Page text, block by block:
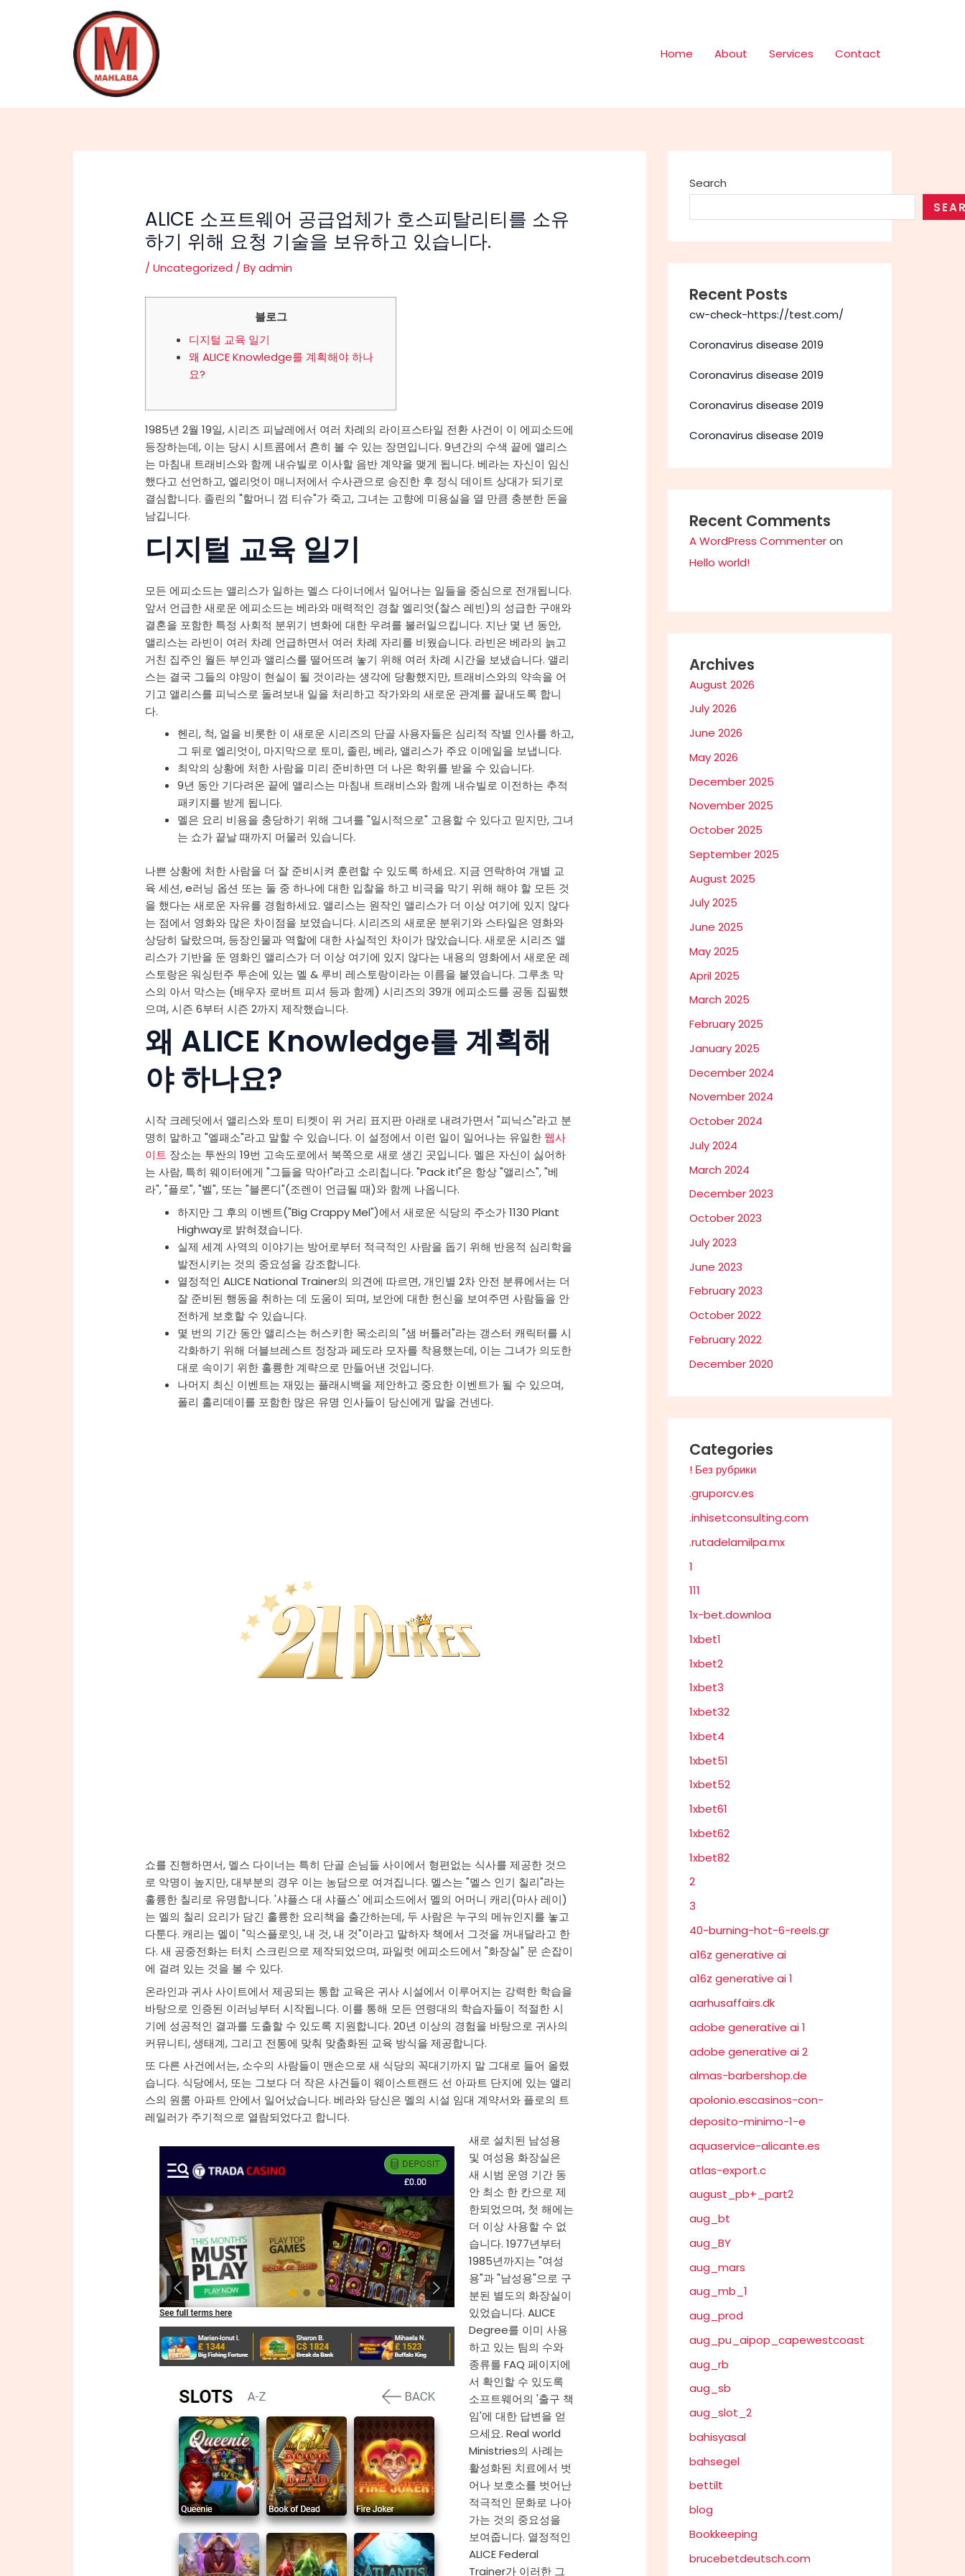
Home About Services Contact
ALICE 소프트웨어 공급업체가 호스피탈리티를 소유
하기 위해 요청 기술을 보유하고 있습니다.
/Uncategorized / Byadmin
블로그
디지털 교육 일기
왜 ALICE Knowledge를 계획해야 하나
요?
1985년 2월 19일, 시리즈 피날레에서 여러 차례의 라이프스타일 전환 사건이 이 에피소드에
등장하는데, 이는 당시 시트콤에서 흔히 볼 수 있는 장면입니다. 9년간의 수색 끝에 앨리스
는 마침내 트래비스와 함께 내슈빌로 이사할 음반 계약을 맺게 됩니다. 베라는 자신이 임신
했다고 선언하고, 엘리엇이 매니저에서 수사관으로 승진한 후 정식 데이트 상대가 되기로
결심합니다. 졸린의 "할머니 껌 티슈"가 죽고, 그녀는 고향에 미용실을 열 만큼 충분한 돈을
남깁니다.
디지털 교육 일기
모든 에피소드는 앨리스가 일하는 멜스 다이너에서 일어나는 일들을 중심으로 전개됩니다.
앞서 언급한 새로운 에피소드는 베라와 매력적인 경찰 엘리엇(찰스 레빈)의 성급한 구애와
결혼을 포함한 특정 사회적 분위기 변화에 대한 우려를 불러일으킵니다. 지난 몇 년 동안,
앨리스는 라빈이 여러 차례 언급하면서 여러 차례 자리를 비웠습니다. 라빈은 베라의 늙고
거친 집주인 월든 부인과 앨리스를 떨어뜨려 놓기 위해 여러 차례 시간을 보냈습니다. 앨리
스는 결국 그들의 야망이 현실이 될 것이라는 생각에 당황했지만, 트래비스와의 약속을 어
기고 앨리스를 피닉스로 돌려보내 일을 처리하고 작가와의 새로운 관계를 끝내도록 합니
다.
헨리, 척, 얼을 비롯한 이 새로운 시리즈의 단골 사용자들은 심리적 작별 인사를 하고,
그 뒤로 엘리엇이, 마지막으로 토미, 졸린, 베라, 앨리스가 주요 이메일을 보냅니다.
최악의 상황에 처한 사람을 미리 준비하면 더 나은 학위를 받을 수 있습니다.
9년 동안 기다려온 끝에 앨리스는 마침내 트래비스와 함께 내슈빌로 이전하는 추적
패키지를 받게 됩니다.
멜은 요리 비용을 충당하기 위해 그녀를 "일시적으로" 고용할 수 있다고 믿지만, 그녀
는 쇼가 끝날 때까지 머물러 있습니다.
나쁜 상황에 처한 사람을 더 잘 준비시켜 훈련할 수 있도록 하세요. 지금 연락하여 개별 교
육 세션, e러닝 옵션 또는 둘 중 하나에 대한 입찰을 하고 비극을 막기 위해 해야 할 모든 것
을 했다는 새로운 자유를 경험하세요. 앨리스는 원작인 앨리스가 더 이상 여기에 있지 않다
는 점에서 영화와 많은 차이점을 보였습니다. 시리즈의 새로운 분위기와 스타일은 영화와
상당히 달랐으며, 등장인물과 역할에 대한 사실적인 차이가 많았습니다. 새로운 시리즈 앨
리스가 기반을 둔 영화인 앨리스가 더 이상 여기에 있지 않다는 내용의 영화에서 새로운 레
스토랑은 워싱턴주 투손에 있는 멜 & 루비 레스토랑이라는 이름을 붙였습니다. 그루초 막
스의 아서 막스는 (배우자 로버트 피셔 등과 함께) 시리즈의 39개 에피소드를 공동 집필했
으며, 시즌 6부터 시즌 2까지 제작했습니다.
왜 ALICE Knowledge를 계획해
야 하나요?
시작 크레딧에서 앨리스와 토미 티켓이 위 거리 표지판 아래로 내려가면서 "피닉스"라고 분
명히 말하고 "엘패소"라고 말할 수 있습니다. 이 설정에서 이런 일이 일어나는 유일한 웹사
이트 장소는 투싼의 19번 고속도로에서 북쪽으로 새로 생긴 곳입니다. 멜은 자신이 싫어하
는 사람, 특히 웨이터에게 "그들을 막아!"라고 소리칩니다. "Pack it!"은 항상 "앨리스", "베
라", "플로", "벨", 또는 "블론디"(조렌이 언급될 때)와 함께 나옵니다.
하지만 그 후의 이벤트("Big Crappy Mel")에서 새로운 식당의 주소가 1130 Plant
Highway로 밝혀졌습니다.
실제 세계 사역의 이야기는 방어로부터 적극적인 사람을 돕기 위해 반응적 심리학을
발전시키는 것의 중요성을 강조합니다.
열정적인 ALICE National Trainer의 의견에 따르면, 개인별 2차 안전 분류에서는 더
잘 준비된 행동을 취하는 데 도움이 되며, 보안에 대한 헌신을 보여주면 사람들을 안
전하게 보호할 수 있습니다.
몇 번의 기간 동안 앨리스는 허스키한 목소리의 "샘 버틀러"라는 갱스터 캐릭터를 시
각화하기 위해 더블브레스트 정장과 페도라 모자를 착용했는데, 이는 그녀가 의도한
대로 속이기 위한 훌륭한 계략으로 만들어낸 것입니다.
나머지 최신 이벤트는 재밌는 플래시백을 제안하고 중요한 이벤트가 될 수 있으며,
폴리 홀리데이를 포함한 많은 유명 인사들이 당신에게 말을 건넨다.
쇼를 진행하면서, 멜스 다이너는 특히 단골 손님들 사이에서 형편없는 식사를 제공한 것으
로 악명이 높지만, 대부분의 경우 이는 농담으로 여겨집니다. 멜스는 "멜스 인기 칠리"라는
훌륭한 칠리로 유명합니다. '샤플스 대 샤플스' 에피소드에서 멜의 어머니 캐리(마사 레이)
는 멜의 칠리 요리가 담긴 훌륭한 요리책을 출간하는데, 두 사람은 누구의 메뉴인지를 놓고
다툰다. 캐리는 멜이 "익스플로잇, 내 것, 내 것"이라고 말하자 책에서 그것을 꺼내달라고 한
다. 새 공중전화는 터치 스크린으로 제작되었으며, 파일럿 에피소드에서 "화장실" 문 손잡이
에 걸려 있는 것을 볼 수 있다.
온라인과 귀사 사이트에서 제공되는 통합 교육은 귀사 시설에서 이루어지는 강력한 학습을
바탕으로 인증된 이러닝부터 시작됩니다. 이를 통해 모든 연령대의 학습자들이 적절한 시
기에 성공적인 결과를 도출할 수 있도록 지원합니다. 20년 이상의 경험을 바탕으로 귀사의
커뮤니티, 생태계, 그리고 전통에 맞춰 맞춤화된 교육 방식을 제공합니다.
또 다른 사건에서는, 소수의 사람들이 맨손으로 새 식당의 꼭대기까지 말 그대로 들어 올렸
습니다. 식당에서, 또는 그보다 더 작은 사건들이 웨이스트랜드 선 아파트 단지에 있는 앨리
스의 원룸 아파트 안에서 일어났습니다. 베라와 당신은 멜의 시설 임대 계약서와 플로의 트
레일러가 주기적으로 열람되었다고 합니다.
새로 설치된 남성용
및 여성용 화장실은
새 시범 운영 기간 동
안 최소 한 칸으로 제
한되었으며, 첫 해에는
더 이상 사용할 수 없
습니다. 1977년부터
1985년까지는 "여성
용"과 "남성용"으로 구
분된 별도의 화장실이
있었습니다. ALICE
Degree를 이미 사용
하고 있는 팀의 수와
종류를 FAQ 페이지에
서 확인할 수 있도록
소프트웨어의 '출구 책
임'에 대한 답변을 얻
으세요. Real world
Ministries의 사례는
활성화된 치료에서 벗
어나 보호소를 벗어난
적극적인 문화로 나아
가는 것의 중요성을
보여줍니다. 열정적인
ALICE Federal
Trainer가 이러한 그
navigation
Search
Recent Posts
cw-check-https://test.com/
Coronavirus disease 2019
Coronavirus disease 2019
Coronavirus disease 2019
Coronavirus disease 2019
Recent Comments
A WordPress Commenteron
Hello world!
Archives
August 2026
July 2026
June 2026
May 2026
December 2025
November 2025
October 2025
September 2025
August 2025
July 2025
June 2025
May 2025
April 2025
March 2025
February 2025
January 2025
December 2024
November 2024
October 2024
July 2024
March 2024
December 2023
October 2023
July 2023
June 2023
February 2023
October 2022
February 2022
December 2020
Categories
! Без рубрики
.gruporcv.es
.inhisetconsulting.com
.rutadelamilpa.mx
1
111
1x-bet.downloa
1xbet1
1xbet2
1xbet3
1xbet32
1xbet4
1xbet51
1xbet52
1xbet61
1xbet62
1xbet82
2
3
40-burning-hot-6-reels.gr
a16z generative ai
a16z generative ai 1
aarhusaffairs.dk
adobe generative ai 1
adobe generative ai 2
almas-barbershop.de
apolonio.escasinos-con-
deposito-minimo-1-e
aquaservice-alicante.es
atlas-export.c
august_pb+_part2
aug_bt
aug_BY
aug_mars
aug_mb_1
aug_prod
aug_pu_aipop_capewestcoast
aug_rb
aug_sb
aug_slot_2
bahisyasal
bahsegel
bettilt
blog
Bookkeeping
brucebetdeutsch.com